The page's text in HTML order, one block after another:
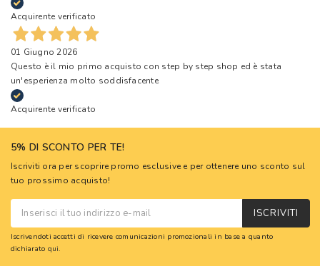
Acquirente verificato
01 Giugno 2026
Questo è il mio primo acquisto con step by step shop ed è stata
un'esperienza molto soddisfacente
Acquirente verificato
5% DI SCONTO PER TE!
Iscriviti ora per scoprire promo esclusive e per ottenere uno sconto sul
tuo prossimo acquisto!
ISCRIVITI
Iscrivendoti accetti di ricevere comunicazioni promozionali in base a quanto
dichiarato qui.